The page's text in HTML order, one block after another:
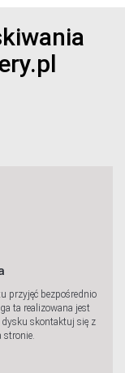
przyjęć bezpośrednio
ta realizowana jest
dysku skontaktuj się z
stronie.